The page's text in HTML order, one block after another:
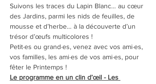
Suivons les traces du Lapin Blanc… au cœur
des Jardins, parmi les nids de feuilles, de
mousse et d’herbe… à la découverte d’un
trésor d’œufs multicolores !
Petit·es ou grand·es, venez avec vos ami·es,
vos familles, les ami·es de vos ami·es, pour
fêter le Printemps !
Le programme en un clin d’œil - Les